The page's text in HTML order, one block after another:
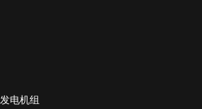
发电机组